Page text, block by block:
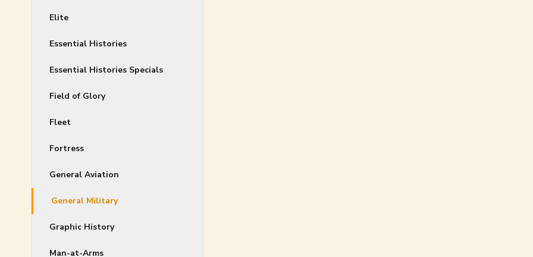
Elite
Essential Histories
Essential Histories Specials
Field of Glory
Fleet
Fortress
General Aviation
General Military
Graphic History
Man-at-Arms